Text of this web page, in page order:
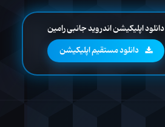
دانلود اپلیکیشن اندروید جانبی رامین
دانلود مستقیم اپلیکیشن